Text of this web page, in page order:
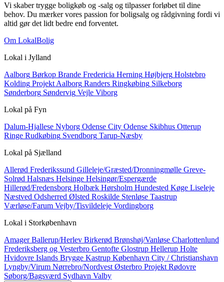
Vi skaber trygge boligkøb og -salg og tilpasser forløbet til dine
behov. Du mærker vores passion for boligsalg og rådgivning fordi vi
altid gør det lidt bedre end forventet.
Om LokalBolig
Lokal i Jylland
Aalborg Børkop Brande Fredericia Herning Højbjerg Holstebro
Kolding Projekt Aalborg Randers Ringkøbing Silkeborg
Sønderborg Søndervig Vejle Viborg
Lokal på Fyn
Dalum-Hjallese Nyborg Odense City Odense Skibhus Otterup
Ringe Rudkøbing Svendborg Tarup-Næsby
Lokal på Sjælland
Allerød Frederikssund Gilleleje/Græsted/Dronningmølle Greve-
Solrød Halsnæs Helsinge Helsingør/Espergærde
Hillerød/Fredensborg Holbæk Hørsholm Hundested Køge Liseleje
Næstved Odsherred Ølsted Roskilde Stenløse Taastrup
Værløse/Farum Vejby/Tisvildeleje Vordingborg
Lokal i Storkøbenhavn
AmagerBallerup/Herlev Birkerød Brønshøj/Vanløse Charlottenlund
Frederiksberg og Vesterbro Gentofte Glostrup Hellerup Holte
Hvidovre Islands Brygge Kastrup København City / Christianshavn
Lyngby/Virum Nørrebro/Nordvest Østerbro Projekt Rødovre
Søborg/Bagsværd Sydhavn Valby